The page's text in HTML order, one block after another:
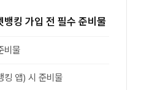
킹 가입 전 필수 준비물
비물
킹 앱) 시 준비물